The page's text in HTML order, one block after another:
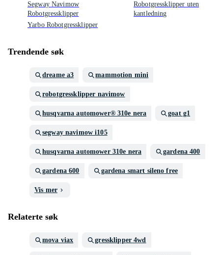
Segway Navimow
Robotgressklipper
Yarbo Robotgressklipper
Robotgressklipper uten
kantledning
Trendende søk
dreame a3 mammotion mini
robotgressklipper navimow
husqvarna automower® 310e nera goat g1
segway navimow i105
husqvarna automower 310e nera gardena 400
gardena 600 gardena smart sileno free
Vis mer
Relaterte søk
mova viax gressklipper 4wd